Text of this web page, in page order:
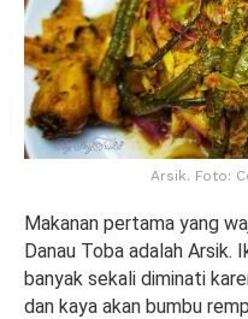
Arsik. Foto:
Makanan pertama yang
Danau Toba adalah Arsik.
banyak sekali diminati
dan kaya akan bumbu